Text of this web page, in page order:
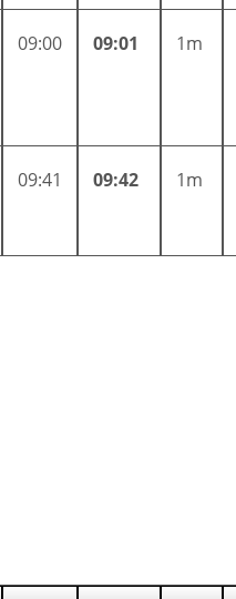
09:00 09:01 1m
09:41 09:42 1m